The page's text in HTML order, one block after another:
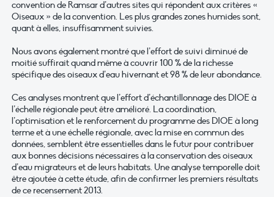
convention de Ramsar d’autres sites qui répondent aux critères «
Oiseaux » de la convention. Les plus grandes zones humides sont,
quant à elles, insuffisamment suivies.
Nous avons également montré que l’effort de suivi diminué de
moitié suffirait quand même à couvrir 100 % de la richesse
spécifique des oiseaux d’eau hivernant et 98 % de leur abondance.
Ces analyses montrent que l’effort d’échantillonnage des DIOE à
l’échelle régionale peut être amélioré. La coordination,
l’optimisation et le renforcement du programme des DIOE à long
terme et à une échelle régionale, avec la mise en commun des
données, semblent être essentielles dans le futur pour contribuer
aux bonnes décisions nécessaires à la conservation des oiseaux
d’eau migrateurs et de leurs habitats. Une analyse temporelle doit
être ajoutée à cette étude, afin de confirmer les premiers résultats
de ce recensement 2013.